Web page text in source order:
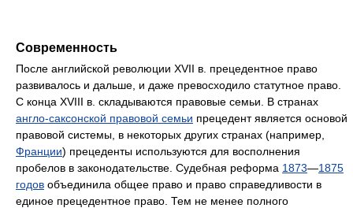
Современность
После английской революции XVII в. прецедентное право
развивалось и дальше, и даже превосходило статутное право.
С конца XVIII в. складываются правовые семьи. В странах
англо-саксонской правовой семьи прецедент является основой
правовой системы, в некоторых других странах (например,
Франции) прецеденты используются для восполнения
пробелов в законодательстве. Судебная реформа 1873—1875
годов объединила общее право и право справедливости в
единое прецедентное право. Тем не менее полного